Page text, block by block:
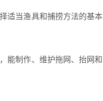
适当渔具和捕捞方法的基本
能制作、维护拖网、抬网和